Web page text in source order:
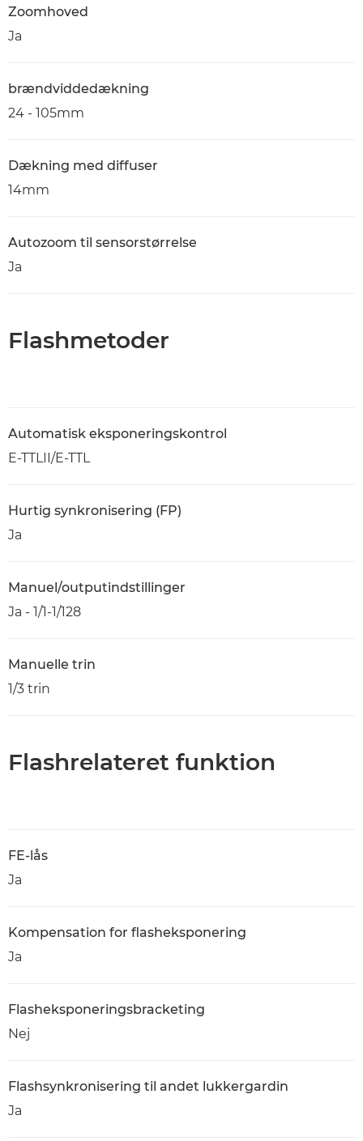
Zoomhoved
Ja
brændviddedækning
24 - 105mm
Dækning med diffuser
14mm
Autozoom til sensorstørrelse
Ja
Flashmetoder
Automatisk eksponeringskontrol
E-TTLII/E-TTL
Hurtig synkronisering (FP)
Ja
Manuel/outputindstillinger
Ja - 1/1-1/128
Manuelle trin
1/3 trin
Flashrelateret funktion
FE-lås
Ja
Kompensation for flasheksponering
Ja
Flasheksponeringsbracketing
Nej
Flashsynkronisering til andet lukkergardin
Ja